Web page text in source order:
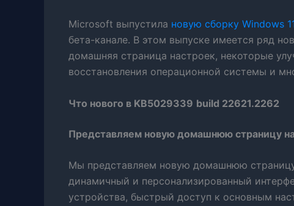
Microsoft выпустила новую сборку Windows
бета-канале. В этом выпуске имеется ряд
домашняя страница настроек, некоторые
восстановления операционной системы и
Что нового в KB5029339 build 22621.2262
Представляем новую домашнюю страницу
Мы представляем новую домашнюю
динамичный и персонализированный
устройства, быстрый доступ к основным